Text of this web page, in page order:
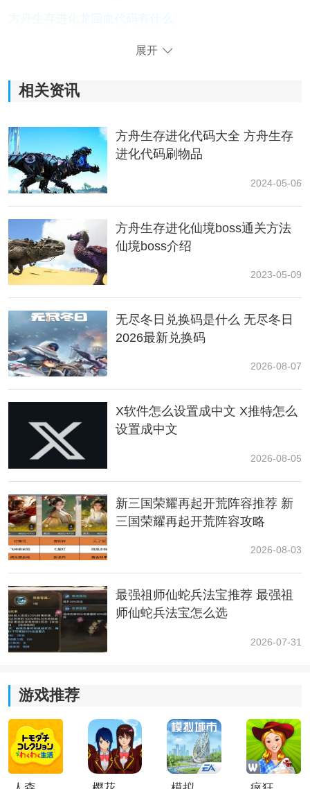
血、吃肉回血、代码回血。
1、药剂回血
玩家通过给游戏安装mod可以获得回血药剂，当恐龙受伤
给它喝下回血药剂后就可以瞬间将恐龙的血量回上来。
2、吃肉回血
在游戏中击杀野外的生物后可以掉落肉类，给恐龙吃下
肉就可以持续回血，吃的肉越多，回复的血量越多。
玩家想要恢复血量的恐龙，可以输入代码
【lnfiniteStats】或【RefillStats】就可以瞬间将恐龙的血
量回满。
方法，感兴趣的玩家们可以参考一下。
展开
相关资讯
方舟生存进化代码大全 方舟生存
进化代码刷物品
2024-05-06
方舟生存进化仙境boss通关方法
仙境boss介绍
2023-05-09
无尽冬日兑换码是什么 无尽冬日
2026最新兑换码
2026-08-07
X软件怎么设置成中文 X推特怎么
设置成中文
2026-08-05
新三国荣耀再起开荒阵容推荐 新
三国荣耀再起开荒阵容攻略
2026-08-03
最强祖师仙蛇兵法宝推荐 最强祖
师仙蛇兵法宝怎么选
2026-07-31
游戏推荐